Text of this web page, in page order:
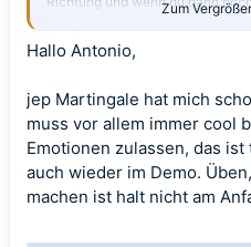
das ist dein Kapital plötzlich
Ich möchte dir keine Angst
du wirst sehen!
Antonio
Zum
Hallo Antonio,
jep Martingale hat mich
muss vor allem immer cool
Emotionen zulassen, das
auch wieder im Demo.
machen ist halt nicht am